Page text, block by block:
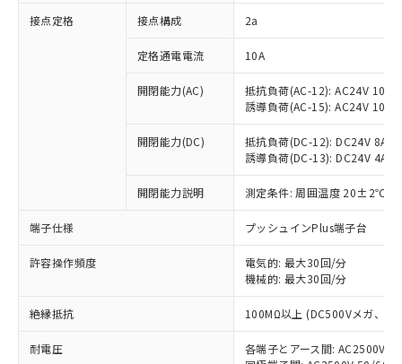
接点定格 接点構成 2a
定格通電電流 10A
開閉能力(AC)
抵抗負荷(AC-12): AC24V 10A/
誘導負荷(AC-15): AC24V
開閉能力(DC)
抵抗負荷(DC-12): DC24V 8A/
誘導負荷(DC-13): DC24V 4A/
開閉能力説明 測定条件: 周囲温度 20±2℃、
端子仕様 プッシュインPlus端子台
許容操作頻度
電気的: 最大30回/分
機械的: 最大30回/分
絶縁抵抗 100MΩ以上 (DC500Vメガ、点
耐電圧
各端子とアース間: AC2500V
ご利用条件
以下の条件をお読みいただき、同意のうえ
本サービスは、当社制御機器事業取扱
商品の当社在庫状況および標準価格
(税抜)を提供させていただくもので
当社制御機器事業取扱商品の中には、
本サービスの対象外となる商品もある
ことをご了承ください。
在庫状況および標準価格照会結果は、
記載している更新日時点での社内デー
タに基づき作成されるものであり、閲
準価格とは異なる場合があることをご
対応予定：EU RoHS指令（10物質）の非含
有に対応した製品に切り替える予定のある
対応予定なし：EU RoHS指令（10物質）の
非含有に非対応の商品で、対応品を出す予
調査・確認中：EU RoHS指令（10物質）の
非含有の対応状況を調査中または確認中の
非該当品：ライセンス料など無形物で、有
害物質有無と関係のない商品です。
仕入先様の事情により、非含有部品として
いたものが、含有品と判明した場合などや
むを得ず変更することがあります。
*EU RoHS指令（10物質）：
鉛(Pb) 1000ppm以下、 水銀(Hg) 1000ppm以下、 カド
六価クロム(Cr(Ⅵ)) 1000ppm以下、ポリ臭化ビフェニル
「○」：最大均質材料含有率が中国RoHSの
基準値以下であることを示します。
「×」：最大均質材料含有率が中国RoHSの
基準値を超えていることを示します。
「－」：未確認です。当社販売部門へお問
当社は、これら貴社製品のうち、外国
為替および外国貿易法に定める商品
（以下｢規制貨物等」という）を輸出
または国外への提供する場合は、日本
国政府の輸出許可(または役務取引許
可)を取得するなどの必要な手続きを